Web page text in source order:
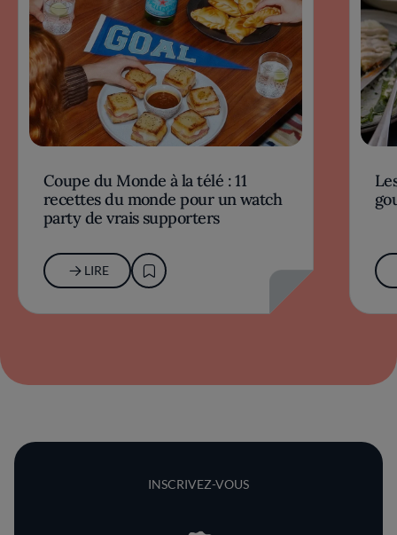
Coupe du Monde à la télé : 11
recettes du monde pour un watch
party de vrais supporters
LIRE
INSCRIVEZ-VOUS